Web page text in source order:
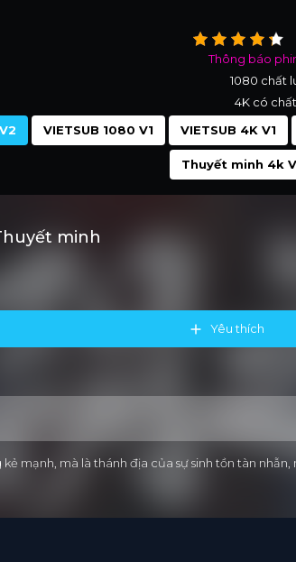
Thông báo
1080 chất
4K có
VIETSUB 1080 V1 VIETSUB 4K V1
Thuyết minh 4k
minh
Yêu thích
mạnh, mà là thánh địa của sự sinh tồn tàn